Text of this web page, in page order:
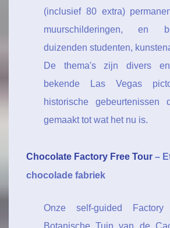
(inclusief 80 extra)
muurschilderingen, en
duizenden studenten,
De thema's zijn divers
bekende Las Vegas
historische gebeurtenissen
gemaakt tot wat het nu is.
Chocolate Factory Free Tour –
chocolade fabriek
Onze self-guided
Botanische Tuin van de